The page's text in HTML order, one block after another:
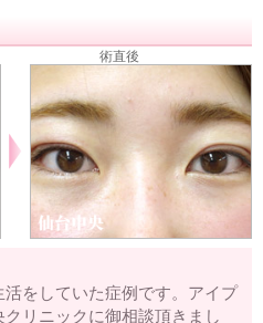
術直後
をしていた症例です。アイプ
リニックに御相談頂きまし